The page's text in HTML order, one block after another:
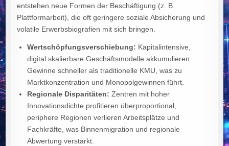
entstehen neue Formen der Beschäftigung (z. B.
Plattformarbeit), die oft geringere soziale Absicherung und
volatile Erwerbsbiografien mit sich bringen.
Wertschöpfungsverschiebung: Kapitalintensive,
digital skalierbare Geschäftsmodelle akkumulieren
Gewinne schneller als traditionelle KMU, was zu
Marktkonzentration und Monopolgewinnen führt.
Regionale Disparitäten: Zentren mit hoher
Innovationsdichte profitieren überproportional,
periphere Regionen verlieren Arbeitsplätze und
Fachkräfte, was Binnenmigration und regionale
Abwertung verstärkt.